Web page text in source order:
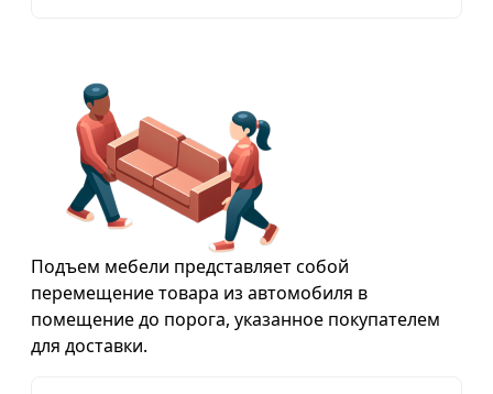
Подъем мебели представляет собой
перемещение товара из автомобиля в
помещение до порога, указанное покупателем
для доставки.